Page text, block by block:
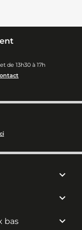
de 13h30 à 17h


bas 